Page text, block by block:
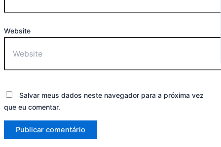
Website
Salvar meus dados neste navegador para a próxima vez
que eu comentar.